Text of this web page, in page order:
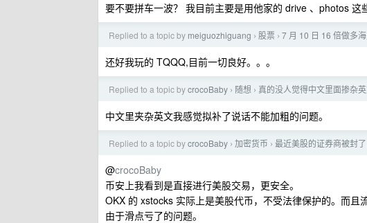
要不要拼车一波？ 我目前主要是用他家的 drive 、photos 这
Replied to a topic by meiguozhiguang › 股票 › 7 月 10 日 16 倍做多
还好我玩的 TQQQ,目前一切良好。。。
Replied to a topic bycrocoBaby › 随想 › 真的没人觉得中文里面掺杂英
中文里夹杂英文我感觉拟补了说话不能加粗的问题。
Replied to a topic bycrocoBaby › 加密货币 › 最近美股的证券商被封
@crocoBaby
币安上我看到是直接进行美股交易，更安全。
OKX 的 xstocks 实际上是美股代币，不受法律保护的。而
由于滑点亏了的问题。